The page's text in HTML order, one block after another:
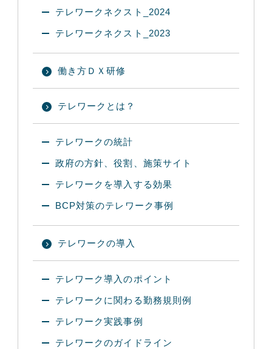
テレワークネクスト_2024
テレワークネクスト_2023
働き方ＤＸ研修
テレワークとは？
テレワークの統計
政府の方針、役割、施策サイト
テレワークを導入する効果
BCP対策のテレワーク事例
テレワークの導入
テレワーク導入のポイント
テレワークに関わる勤務規則例
テレワーク実践事例
テレワークのガイドライン